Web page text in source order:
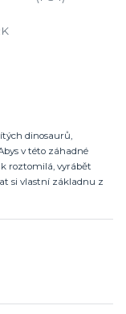
dinosaurů,
v této záhadné
roztomilá, vyrábět
si vlastní základnu z